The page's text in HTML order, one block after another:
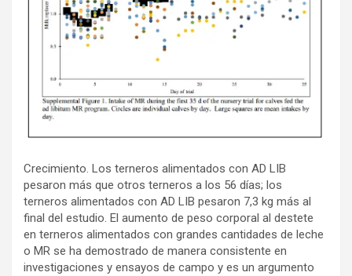
Crecimiento. Los terneros alimentados con AD LIB
pesaron más que otros terneros a los 56 días; los
terneros alimentados con AD LIB pesaron 7,3 kg más al
final del estudio. El aumento de peso corporal al destete
en terneros alimentados con grandes cantidades de leche
o MR se ha demostrado de manera consistente en
investigaciones y ensayos de campo y es un argumento